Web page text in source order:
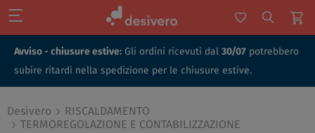
Avviso - chiusure estive: Gli ordini ricevuti dal 30/07 potrebbero
subire ritardi nella spedizione per le chiusure estive.
Desivero
RISCALDAMENTO
TERMOREGOLAZIONE E CONTABILIZZAZIONE